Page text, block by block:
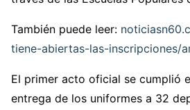
También puede leer:
tiene-abiertas-las-inscripciones/
El primer acto oficial se cumplió
entrega de los uniformes a 32